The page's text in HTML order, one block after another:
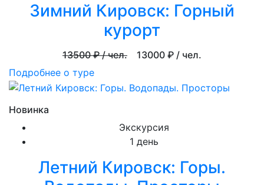
Зимний Кировск: Горный
курорт
13500₽ / чел. 13000 ₽ / чел.
Подробнее о туре
Новинка
Экскурсия
1 день
Летний Кировск: Горы.